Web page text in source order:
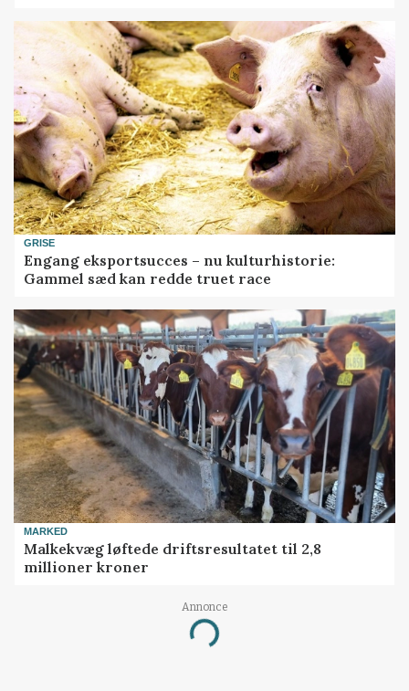
GRISE
Engang eksportsucces – nu kulturhistorie:
Gammel sæd kan redde truet race
MARKED
Malkekvæg løftede driftsresultatet til 2,8
millioner kroner
Annonce
Loading...